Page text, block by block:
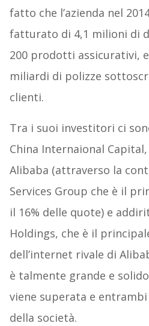
fatto che l’azienda nel
fatturato di 4,1 milioni di
200 prodotti assicurativi,
miliardi di polizze
clienti.
Tra i suoi investitori ci
China Internaional
Alibaba (attraverso la
Services Group che è il
il 16% delle quote) e
Holdings, che è il
dell’internet rivale di
è talmente grande e
viene superata e
della società.